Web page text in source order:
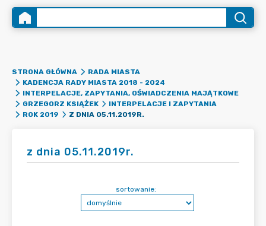
STRONA GŁÓWNA
RADA MIASTA
KADENCJA RADY MIASTA 2018 - 2024
INTERPELACJE, ZAPYTANIA, OŚWIADCZENIA MAJĄTKOWE
GRZEGORZ KSIĄŻEK
INTERPELACJE I ZAPYTANIA
ROK 2019
Z DNIA 05.11.2019R.
z dnia 05.11.2019r.
sortowanie: